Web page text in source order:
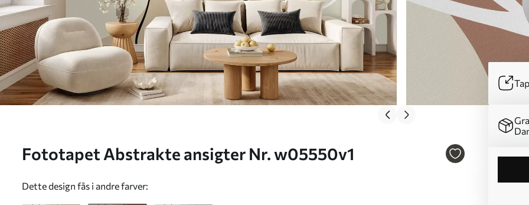
Fototapet Abstrakte ansigter Nr. w05550v1
Dette design fås i andre farver: